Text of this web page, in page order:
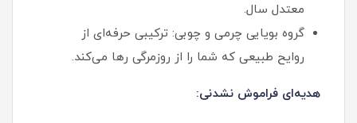
معتدل سال.
گروه بویایی چرمی و چوبی: ترکیبی حرفه‌ای از
روایح طبیعی که شما را از روزمرگی رها می‌کند.
هدیه‌ای فراموش نشدنی: